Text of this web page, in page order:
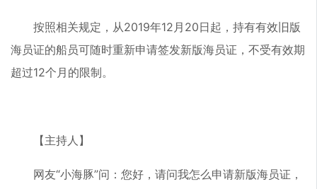
按照相关规定，从2019年12月20日起，持有有效旧版
海员证的船员可随时重新申请签发新版海员证，不受有效期
超过12个月的限制。
【主持人】
网友“小海豚”问：您好，请问我怎么申请新版海员证，